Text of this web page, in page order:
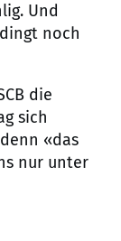
Und
noch
die
sich
«das
nur unter